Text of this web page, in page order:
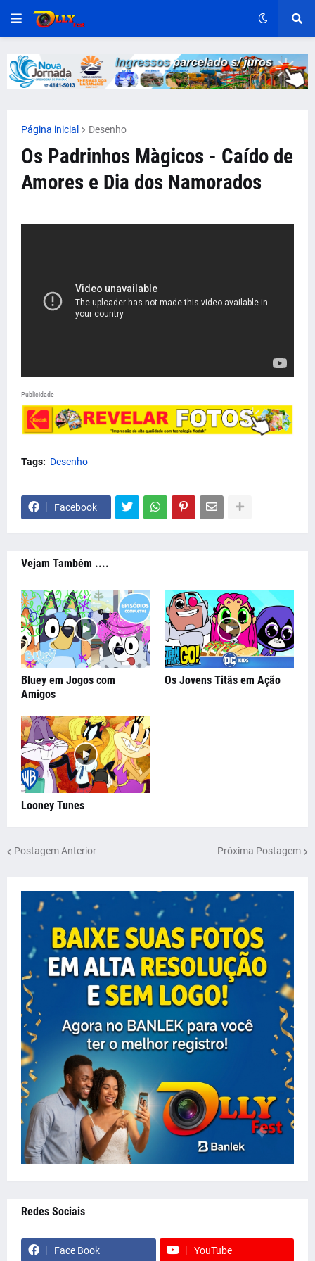
Página inicial Desenho
Os Padrinhos Màgicos - Caído de
Amores e Dia dos Namorados
Publicidade
Tags: Desenho
Facebook
Vejam Também ....
Bluey em Jogos com
Amigos
Os Jovens Titãs em Ação
Looney Tunes
Postagem Anterior Próxima Postagem
Redes Sociais
Face Book YouTube